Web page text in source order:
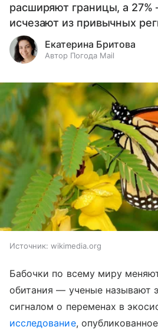
расширяют границы, а
исчезают из привычных
Екатерина Бритова
Автор Погода Mail
Источник: wikimedia.org
Бабочки по всему миру
обитания — ученые называют
сигналом о переменах в
исследование,